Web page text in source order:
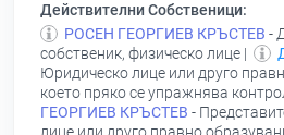
Действителни Собственици:
РОСЕН ГЕОРГИЕВ КРЪСТЕВ -
собственик, физическо лице |
Юридическо лице или друго
което пряко се упражнява
ГЕОРГИЕВ КРЪСТЕВ -